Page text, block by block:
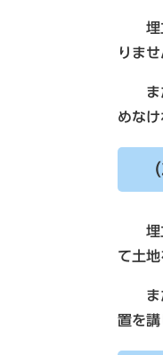
埋立
りませ
また
めなけ
埋立
て土
また
置を講